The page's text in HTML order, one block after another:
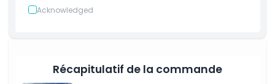
Acknowledged
Récapitulatif de la commande